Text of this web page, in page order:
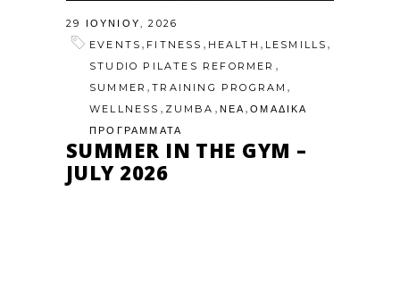
29 ΙΟΥΝΊΟΥ, 2026
EVENTS , FITNESS , HEALTH , LESMILLS ,
STUDIO PILATES REFORMER ,
SUMMER ,TRAINING PROGRAM ,
WELLNESS , ZUMBA , ΝΕΑ,ΟΜΑΔΙΚΑ
ΠΡΟΓΡΑΜΜΑΤΑ
SUMMER IN THE GYM –
JULY 2026